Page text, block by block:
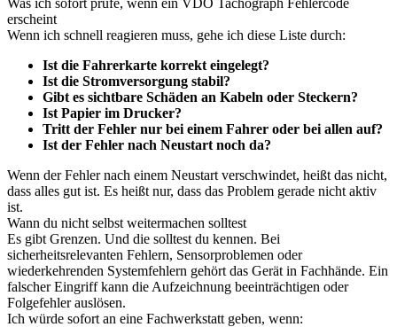
Was ich sofort prüfe, wenn ein VDO Tachograph Fehlercode
erscheint
Wenn ich schnell reagieren muss, gehe ich diese Liste durch:
Ist die Fahrerkarte korrekt eingelegt?
Ist die Stromversorgung stabil?
Gibt es sichtbare Schäden an Kabeln oder Steckern?
Ist Papier im Drucker?
Tritt der Fehler nur bei einem Fahrer oder bei allen auf?
Ist der Fehler nach Neustart noch da?
Wenn der Fehler nach einem Neustart verschwindet, heißt das nicht,
dass alles gut ist. Es heißt nur, dass das Problem gerade nicht aktiv
ist.
Wann du nicht selbst weitermachen solltest
Es gibt Grenzen. Und die solltest du kennen. Bei
sicherheitsrelevanten Fehlern, Sensorproblemen oder
wiederkehrenden Systemfehlern gehört das Gerät in Fachhände. Ein
falscher Eingriff kann die Aufzeichnung beeinträchtigen oder
Folgefehler auslösen.
Ich würde sofort an eine Fachwerkstatt geben, wenn: